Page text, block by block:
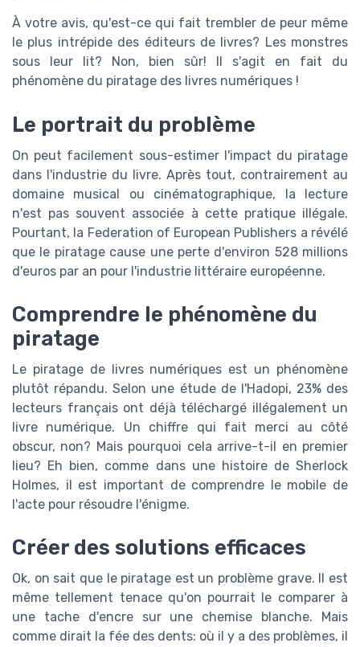
À votre avis, qu'est-ce qui fait trembler de peur même
le plus intrépide des éditeurs de livres? Les monstres
sous leur lit? Non, bien sûr! Il s'agit en fait du
phénomène du piratage des livres numériques !
Le portrait du problème
On peut facilement sous-estimer l'impact du piratage
dans l'industrie du livre. Après tout, contrairement au
domaine musical ou cinématographique, la lecture
n'est pas souvent associée à cette pratique illégale.
Pourtant, la Federation of European Publishers a révélé
que le piratage cause une perte d'environ 528 millions
d'euros par an pour l'industrie littéraire européenne.
Comprendre le phénomène du
piratage
Le piratage de livres numériques est un phénomène
plutôt répandu. Selon une étude de l'Hadopi, 23% des
lecteurs français ont déjà téléchargé illégalement un
livre numérique. Un chiffre qui fait merci au côté
obscur, non? Mais pourquoi cela arrive-t-il en premier
lieu? Eh bien, comme dans une histoire de Sherlock
Holmes, il est important de comprendre le mobile de
l'acte pour résoudre l'énigme.
Créer des solutions efficaces
Ok, on sait que le piratage est un problème grave. Il est
même tellement tenace qu'on pourrait le comparer à
une tache d'encre sur une chemise blanche. Mais
comme dirait la fée des dents: où il y a des problèmes, il